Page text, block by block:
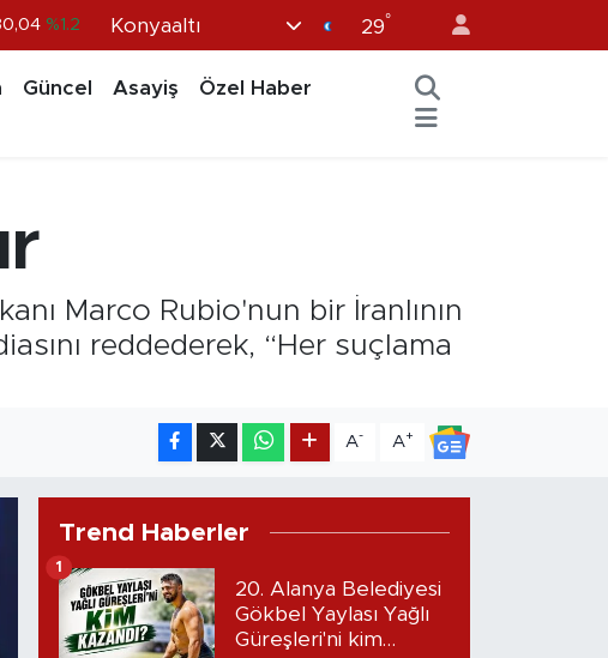
%1.2 Konyaaltı 29°
Güncel Asayiş
Özel Haber
Marco Rubio'nun bir İranlının
reddederek, “Her suçlama
A- A+
Trend Haberler
20. Alanya Belediyesi
Gökbel Yaylası Yağlı
Güreşleri'ni kim
1